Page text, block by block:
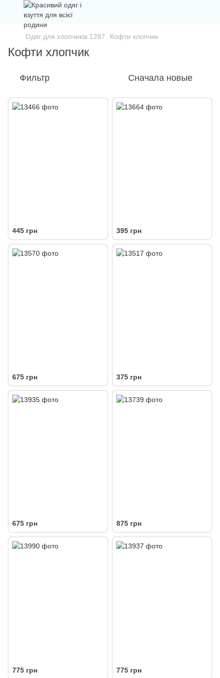
Одяг для хлопчиків 1287 Кофти хлопчик
Кофти хлопчик
Фильтр Сначала новые
445 грн 395 грн
675 грн 375 грн
675 грн 875 грн
775 грн 775 грн